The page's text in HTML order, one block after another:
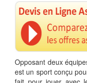
Opposant deux
est un sport conçu